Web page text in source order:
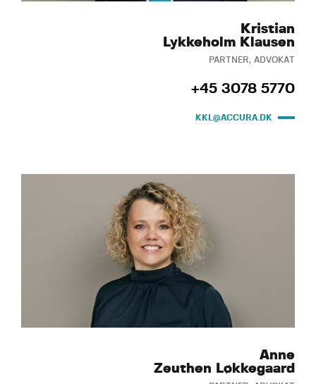
Kristian
Lykkeholm Klausen
PARTNER, ADVOKAT
+45 3078 5770
KKL@ACCURA.DK
Anne
Zeuthen Løkkegaard